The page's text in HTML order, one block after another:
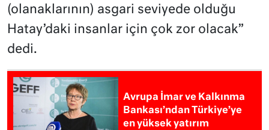
(olanaklarının) asgari seviyede olduğu
Hatay’daki insanlar için çok zor olacak”
dedi.
Avrupa İmar ve Kalkınma
Bankası’ndan Türkiye’ye
en yüksek yatırım